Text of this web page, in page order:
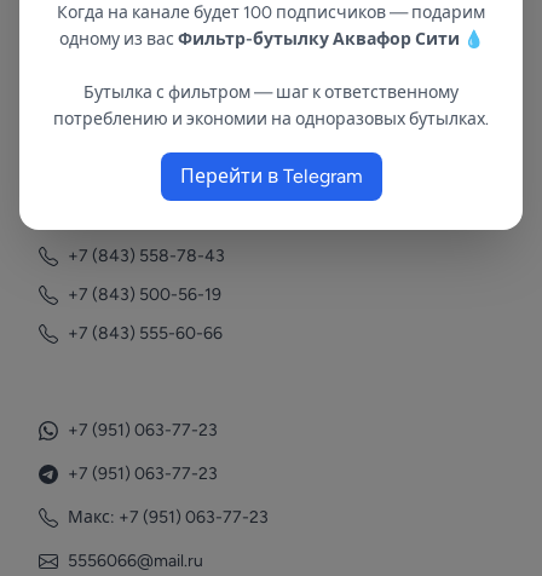
В республиках Татарстан и Марий Эл
с 2002 года.
+7 (843) 558-78-43
+7 (843) 500-56-19
+7 (843) 555-60-66
+7 (951) 063-77-23
+7 (951) 063-77-23
Макс: +7 (951) 063-77-23
5556066@mail.ru
Когда на канале будет 100 подписчиков — подарим
одному из вас Фильтр-бутылку Аквафор Сити 💧
Бутылка с фильтром — шаг к ответственному
потреблению и экономии на одноразовых бутылках.
Перейти в Telegram